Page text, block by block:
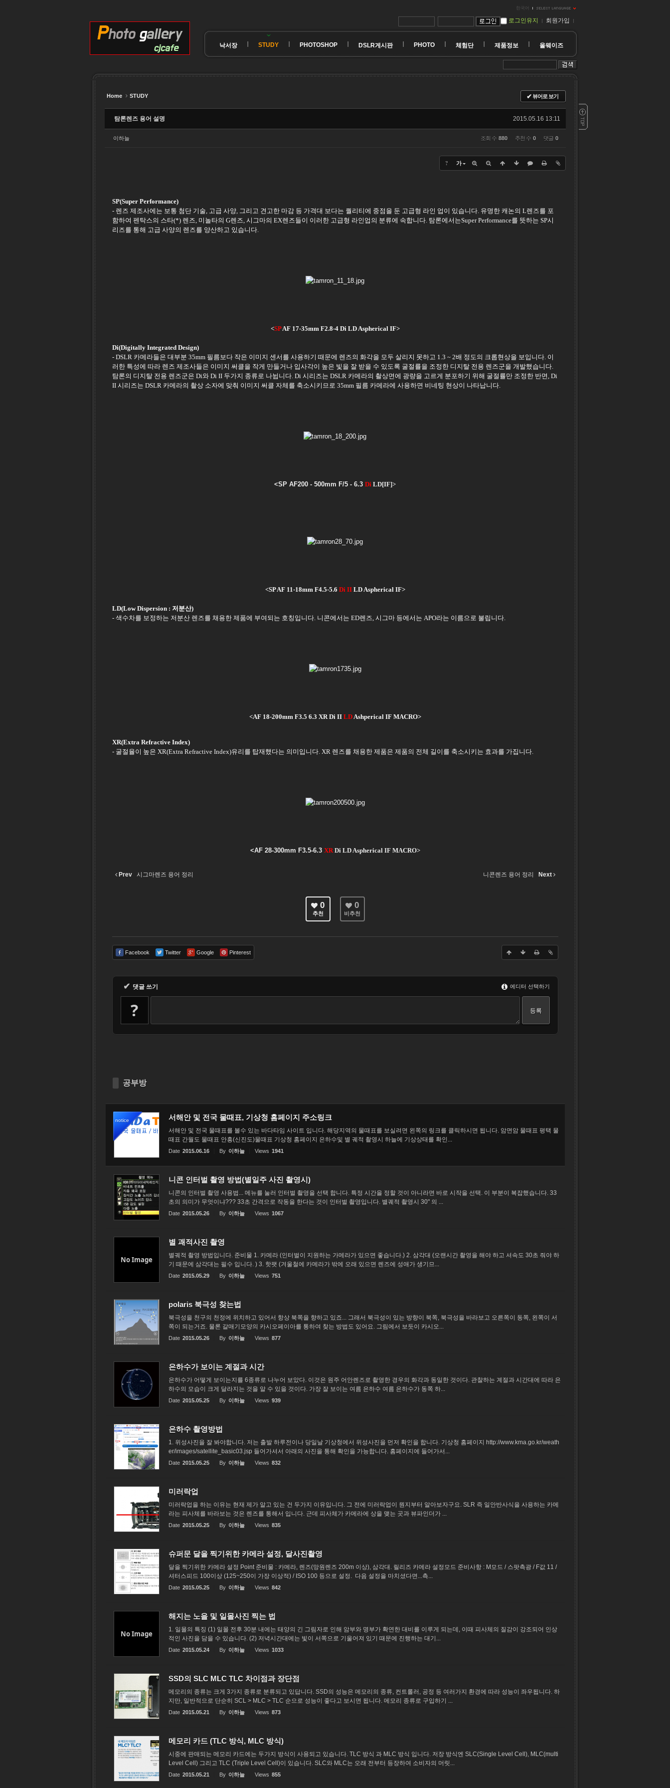
한국어
로그인유지 회원가입
낙서장 STUDY PHOTOSHOP DSLR게시판 PHOTO 체험단 제품정보 올웨이즈
Home STUDY ✔ 뷰어로 보기
2015.05.16 13:11
탐론렌즈 용어 설명
이하늘 조회 수 880 추천 수 0 댓글 0
? 가
SP(Super Performance)
- 렌즈 제조사에는 보통 첨단 기술, 고급 사양, 그리고 견고한 마감 등 가격대 보다는 퀄리티에 중점을 둔 고급형 라인 업이 있습니다. 유명한 캐논의 L렌즈를 포
함하여 펜탁스의 스타(*) 렌즈, 미놀타의 G렌즈, 시그마의 EX렌즈들이 이러한 고급형 라인업의 분류에 속합니다. 탐론에서는Super Performance를 뜻하는 SP시
리즈를 통해 고급 사양의 렌즈를 양산하고 있습니다.
<SPAF 17-35mm F2.8-4 Di LD Aspherical IF>
Di(Digitally Integrated Design)
- DSLR 카메라들은 대부분 35mm 필름보다 작은 이미지 센서를 사용하기 때문에 렌즈의 화각을 모두 살리지 못하고 1.3 ~ 2배 정도의 크롭현상을 보입니다. 이
러한 특성에 따라 렌즈 제조사들은 이미지 써클을 작게 만들거나 입사각이 높은 빛을 잘 받을 수 있도록 굴절률을 조정한 디지탈 전용 렌즈군을 개발했습니다.
탐론의 디지탈 전용 렌즈군은 Di와 Di II 두가지 종류로 나뉩니다. Di 시리즈는 DSLR 카메라의 촬상면에 광량을 고르게 분포하기 위해 굴절률만 조정한 반면, Di
II 시리즈는 DSLR 카메라의 촬상 소자에 맞춰 이미지 써클 자체를 축소시키므로 35mm 필름 카메라에 사용하면 비네팅 현상이 나타납니다.
<SP AF200 - 500mm F/5 - 6.3 Di LD[IF]>
<SP AF 11-18mm F4.5-5.6 Di IILD Aspherical IF>
LD(Low Dispersion : 저분산)
- 색수차를 보정하는 저분산 렌즈를 채용한 제품에 부여되는 호칭입니다. 니콘에서는 ED렌즈, 시그마 등에서는 APO라는 이름으로 불립니다.
<AF 18-200mm F3.5 6.3 XR Di II LDAshperical IF MACRO>
XR(Extra Refractive Index)
- 굴절율이 높은 XR(Extra Refractive Index)유리를 탑재했다는 의미입니다. XR 렌즈를 채용한 제품은 제품의 전체 길이를 축소시키는 효과를 가집니다.
<AF 28-300mm F3.5-6.3 XRDi LD Aspherical IF MACRO>
Prev 시그마렌즈 용어 정리 니콘렌즈 용어 정리 Next
0
추천
0
비추천
Facebook Twitter Google Pinterest
✔ 댓글 쓰기 에디터 선택하기
?
공부방
notice 서해안 및 전국 물때표, 기상청 홈페이지 주소링크
서해안 및 전국 물때표를 볼수 있는 바다타임 사이트 입니다. 해당지역의 물때표를 보실려면 왼쪽의 링크를 클릭하시면 됩니다. 암면암 물때표 평택 물
때표 간월도 물때표 안흥(신진도)물때표 기상청 홈페이지 은하수및 별 궤적 촬영시 하늘에 기상상태를 확인...
Date 2015.06.16 By 이하늘 Views 1941
니콘 인터벌 촬영 방법(별일주 사진 촬영시)
니콘의 인터벌 촬영 사용법... 메뉴를 눌러 인터벌 촬영을 선택 합니다. 특정 시간을 정할 것이 아니라면 바로 시작을 선택. 이 부분이 복잡했습니다. 33
초의 의미가 무엇이냐??? 33초 간격으로 작동을 한다는 것이 인터벌 촬영입니다. 별궤적 촬영시 30" 의 ...
Date 2015.05.26 By 이하늘 Views 1067
No Image
별 괘적사진 촬영
별궤적 촬영 방법입니다. 준비물 1. 카메라 (인터벌이 지원하는 가메라가 있으면 좋습니다.) 2. 삼각대 (오랜시간 촬영을 해야 하고 셔속도 30초 줘야 하
기 때문에 삼각대는 필수 입니다. ) 3. 핫팻 (겨울철에 카메라가 밖에 오래 있으면 렌즈에 성애가 생기므...
Date 2015.05.29 By 이하늘 Views 751
polaris 북극성 찾는법
북극성을 천구의 천정에 위치하고 있어서 항상 북쪽을 향하고 있죠... 그래서 북극성이 있는 방향이 북쪽, 북극성을 바라보고 오른쪽이 동쪽, 왼쪽이 서
쪽이 되는거죠. 물론 갈매기모양의 카시오페이아를 통하여 찾는 방법도 있어요. 그림에서 보듯이 카시오...
Date 2015.05.26 By 이하늘 Views 877
은하수가 보이는 계절과 시간
은하수가 어떻게 보이는지를 6종류로 나누어 보았다. 이것은 원주 어안렌즈로 촬영한 경우의 화각과 동일한 것이다. 관찰하는 계절과 시간대에 따라 은
하수의 모습이 크게 달라지는 것을 알 수 있을 것이다. 가장 잘 보이는 여름 은하수 여름 은하수가 동쪽 하...
Date 2015.05.25 By 이하늘 Views 939
은하수 촬영방법
1. 위성사진을 잘 봐야합니다. 저는 출발 하루전이나 당일날 기상청에서 위성사진을 먼저 확인을 합니다. 기상청 홈페이지 http://www.kma.go.kr/weath
er/images/satellite_basic03.jsp 들어가셔서 아래의 사진을 통해 확인을 가능합니다. 홈페이지에 들어가서...
Date 2015.05.25 By 이하늘 Views 832
미러락업
미러락업을 하는 이유는 현재 제가 알고 있는 건 두가지 이유입니다. 그 전에 미러락업이 뭔지부터 알아보자구요. SLR 즉 일안반사식을 사용하는 카메
라는 피사체를 바라보는 것은 렌즈를 통해서 입니다. 근데 피사체가 카메라에 상을 맺는 곳과 뷰파인더가 ...
Date 2015.05.25 By 이하늘 Views 835
슈퍼문 달을 찍기위한 카메라 설정, 달사진촬영
달을 찍기위한 카메라 설정 Point 준비물 : 카메라, 렌즈(망원렌즈 200m 이상), 삼각대. 릴리즈 카메라 설정모드 준비사항 : M모드 / 스팟측광 / F값 11 /
셔터스피드 100이상 (125~250이 가장 이상적) / ISO 100 등으로 설정. ​ 다음 설정을 마치셨다면...​측...
Date 2015.05.25 By 이하늘 Views 842
No Image
해지는 노을 및 일몰사진 찍는 법
1. 일몰의 특징 (1) 일몰 전후 30분 내에는 태양의 긴 그림자로 인해 암부와 명부가 확연한 대비를 이루게 되는데, 이때 피사체의 질감이 강조되어 인상
적인 사진을 담을 수 있습니다. (2) 저녁시간대에는 빛이 서쪽으로 기울어져 있기 때문에 진행하는 대기...
Date 2015.05.24 By 이하늘 Views 1033
SSD의 SLC MLC TLC 차이점과 장단점
메모리의 종류는 크게 3가지 종류로 분류되고 있답니다. SSD의 성능은 메모리의 종류, 컨트롤러, 공정 등 여러가지 환경에 따라 성능이 좌우됩니다. 하
지만, 일반적으로 단순히 SCL > MLC > TLC 순으로 성능이 좋다고 보시면 됩니다. 메모리 종류로 구입하기 ...
Date 2015.05.21 By 이하늘 Views 873
메모리 카드 (TLC 방식, MLC 방식)
시중에 판매되는 메모리 카드에는 두가지 방식이 사용되고 있습니다. TLC 방식 과 MLC 방식 입니다. 저장 방식엔 SLC(Single Level Cell), MLC(multi
Level Cell) 그리고 TLC (Triple Level Cell)이 있습니다. SLC와 MLC는 오래 전부터 등장하여 소비자의 머릿...
Date 2015.05.21 By 이하늘 Views 855
Sketchbook5, 스케치북5
Sketchbook5, 스케치북5
Sketchbook5, 스케치북5
Sketchbook5, 스케치북5